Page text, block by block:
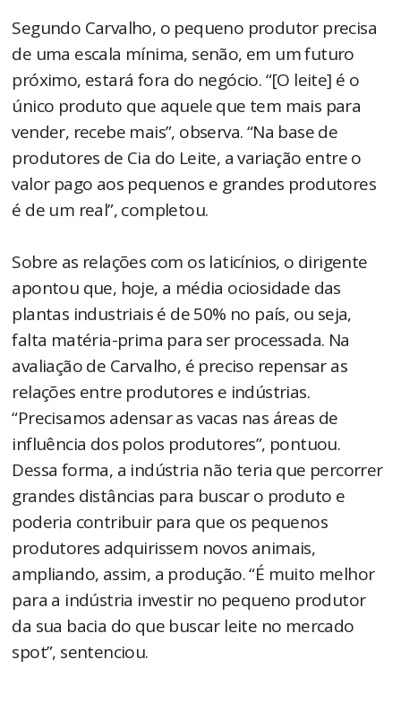
Segundo Carvalho, o pequeno produtor precisa
de uma escala mínima, senão, em um futuro
próximo, estará fora do negócio. “[O leite] é o
único produto que aquele que tem mais para
vender, recebe mais”, observa. “Na base de
produtores de Cia do Leite, a variação entre o
valor pago aos pequenos e grandes produtores
é de um real”, completou.
Sobre as relações com os laticínios, o dirigente
apontou que, hoje, a média ociosidade das
plantas industriais é de 50% no país, ou seja,
falta matéria-prima para ser processada. Na
avaliação de Carvalho, é preciso repensar as
relações entre produtores e indústrias.
“Precisamos adensar as vacas nas áreas de
influência dos polos produtores”, pontuou.
Dessa forma, a indústria não teria que percorrer
grandes distâncias para buscar o produto e
poderia contribuir para que os pequenos
produtores adquirissem novos animais,
ampliando, assim, a produção. “É muito melhor
para a indústria investir no pequeno produtor
da sua bacia do que buscar leite no mercado
spot”, sentenciou.